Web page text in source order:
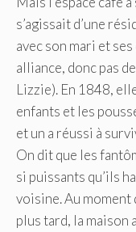
s’agissait d’une
avec son mari et
alliance, donc pas
Lizzie). En 1848,
enfants et les
et un a réussi à
On dit que les
si puissants qu’ils
voisine. Au moment
plus tard, la maison